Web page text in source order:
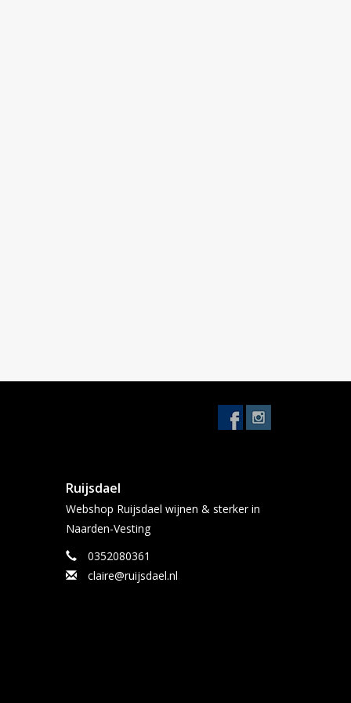
Ruijsdael
Webshop Ruijsdael wijnen & sterker in
Naarden-Vesting
0352080361
claire@ruijsdael.nl